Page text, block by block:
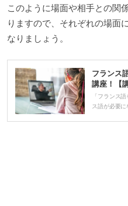
このように場面や相手との関
りますので、それぞれの場面
なりましょう。
フランス
講座！【
「フランス
ス語が必要